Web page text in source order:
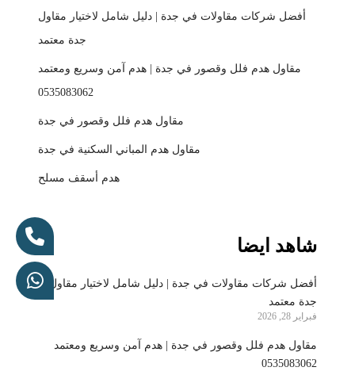
أفضل شركات مقاولات في جدة | دليل شامل لاختيار مقاول
جدة معتمد
مقاول هدم فلل وقصور في جدة | هدم آمن وسريع ومعتمد
0535083062
مقاول هدم فلل وقصور في جدة
مقاول هدم المباني السكنية في جدة
هدم أسقف مسلح
شاهد ايضا
أفضل شركات مقاولات في جدة | دليل شامل لاختيار مقاول
جدة معتمد
فبراير 28, 2026
مقاول هدم فلل وقصور في جدة | هدم آمن وسريع ومعتمد
0535083062